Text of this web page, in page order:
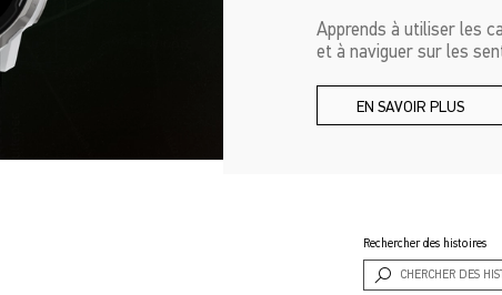
Apprends à utiliser les
et à naviguer sur les
EN SAVOIR PLUS
Rechercher des histoires